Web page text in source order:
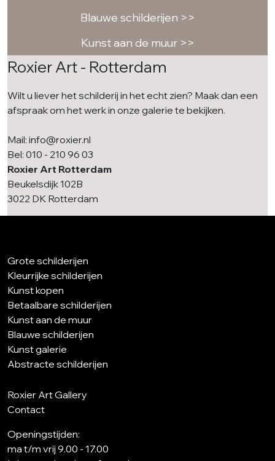
Blauwe schilderijen >>
Kunst aan de muur >>
Roxier Art - Rotterdam
Wilt u liever het schilderij in het echt zien? Maak dan een
afspraak om het werk in onze galerie te bekijken.
Mail: info@roxier.nl
Bel: 010 - 210 96 03
Roxier Art Rotterdam
Beukelsdijk 102B
3022 DK Rotterdam
Grote schilderijen
Kleurrijke schilderijen
Kunst kopen
Betaalbare schilderijen
Kunst aan de muur
Blauwe schilderijen
Kunst galerie
Abstracte schilderijen
Roxier Art Gallery
Contact
Openingstijden:
ma t/m vrij 9.00 - 17.00